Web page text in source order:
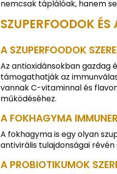
nemcsak táplálóak, hanem
SZUPERFOODOK ÉS
A SZUPERFOODOK
Az antioxidánsokban
támogathatják az
vannak C-vitaminnal és
működéséhez.
A FOKHAGYMA
A fokhagyma is egy olyan
antivirális tulajdonságai
A PROBIOTIKUMOK